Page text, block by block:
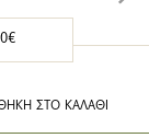
ΣΤΟ ΚΑΛΑΘΙ